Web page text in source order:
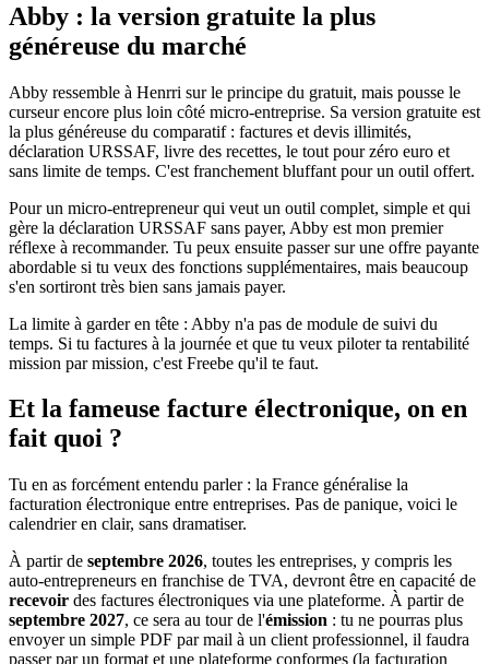
Abby : la version gratuite la plus
généreuse du marché
Abby ressemble à Henrri sur le principe du gratuit, mais pousse le
curseur encore plus loin côté micro-entreprise. Sa version gratuite est
la plus généreuse du comparatif : factures et devis illimités,
déclaration URSSAF, livre des recettes, le tout pour zéro euro et
sans limite de temps. C'est franchement bluffant pour un outil offert.
Pour un micro-entrepreneur qui veut un outil complet, simple et qui
gère la déclaration URSSAF sans payer, Abby est mon premier
réflexe à recommander. Tu peux ensuite passer sur une offre payante
abordable si tu veux des fonctions supplémentaires, mais beaucoup
s'en sortiront très bien sans jamais payer.
La limite à garder en tête : Abby n'a pas de module de suivi du
temps. Si tu factures à la journée et que tu veux piloter ta rentabilité
mission par mission, c'est Freebe qu'il te faut.
Et la fameuse facture électronique, on en
fait quoi ?
Tu en as forcément entendu parler : la France généralise la
facturation électronique entre entreprises. Pas de panique, voici le
calendrier en clair, sans dramatiser.
À partir de septembre 2026, toutes les entreprises, y compris les
auto-entrepreneurs en franchise de TVA, devront être en capacité de
recevoir des factures électroniques via une plateforme. À partir de
septembre 2027, ce sera au tour de l'émission : tu ne pourras plus
envoyer un simple PDF par mail à un client professionnel, il faudra
passer par un format et une plateforme conformes (la facturation